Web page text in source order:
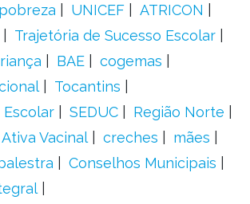
pobreza UNICEF
ATRICON
Trajetória de Sucesso Escolar
BAE
cogemas
Tocantins
Escolar
SEDUC
Região Norte
Vacinal creches
mães
Conselhos Municipais